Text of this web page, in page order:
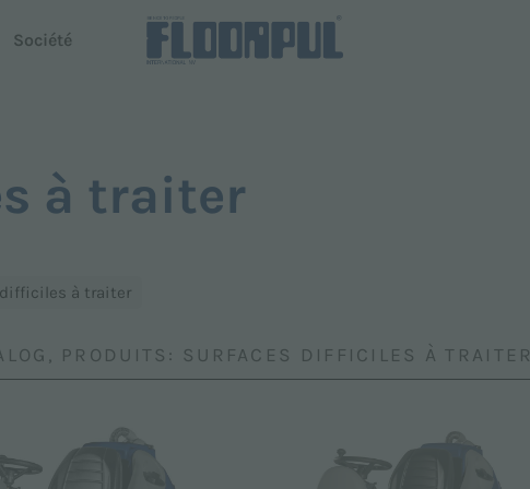
R-Quartz
Société
à traiter
à traiter
PRODUITS: SURFACES DIFFICILES À TRAITER